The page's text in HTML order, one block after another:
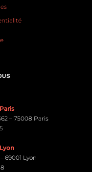
– 75008 Paris
69001 Lyon